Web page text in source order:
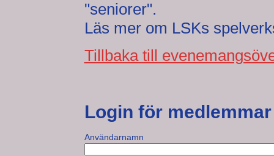
"seniorer".
Läs mer om LSKs
Tillbaka till
Login för medlemmar
Användarnamn